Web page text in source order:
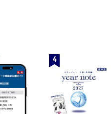
も頻回になる事例
た事例
4